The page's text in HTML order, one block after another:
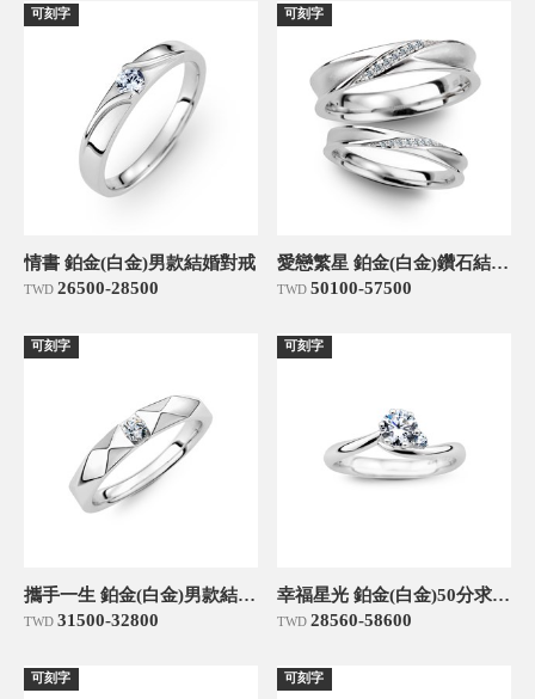
可刻字
情書 鉑金(白金)男款結婚對戒
TWD 26500-28500
可刻字
愛戀繁星 鉑金(白金)鑽石結婚對戒
TWD 50100-57500
可刻字
攜手一生 鉑金(白金)男款結婚對戒
TWD 31500-32800
可刻字
幸福星光 鉑金(白金)50分求婚訂婚鑽戒
TWD 28560-58600
可刻字 可刻字